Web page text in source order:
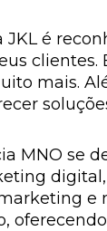
JKL é
mais.
MNO se
e